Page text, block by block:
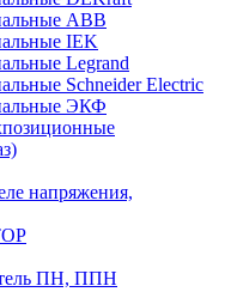
ABB
IEK
Legrand
Schneider Electric
ЭКФ
напряжения,
ПН, ППН